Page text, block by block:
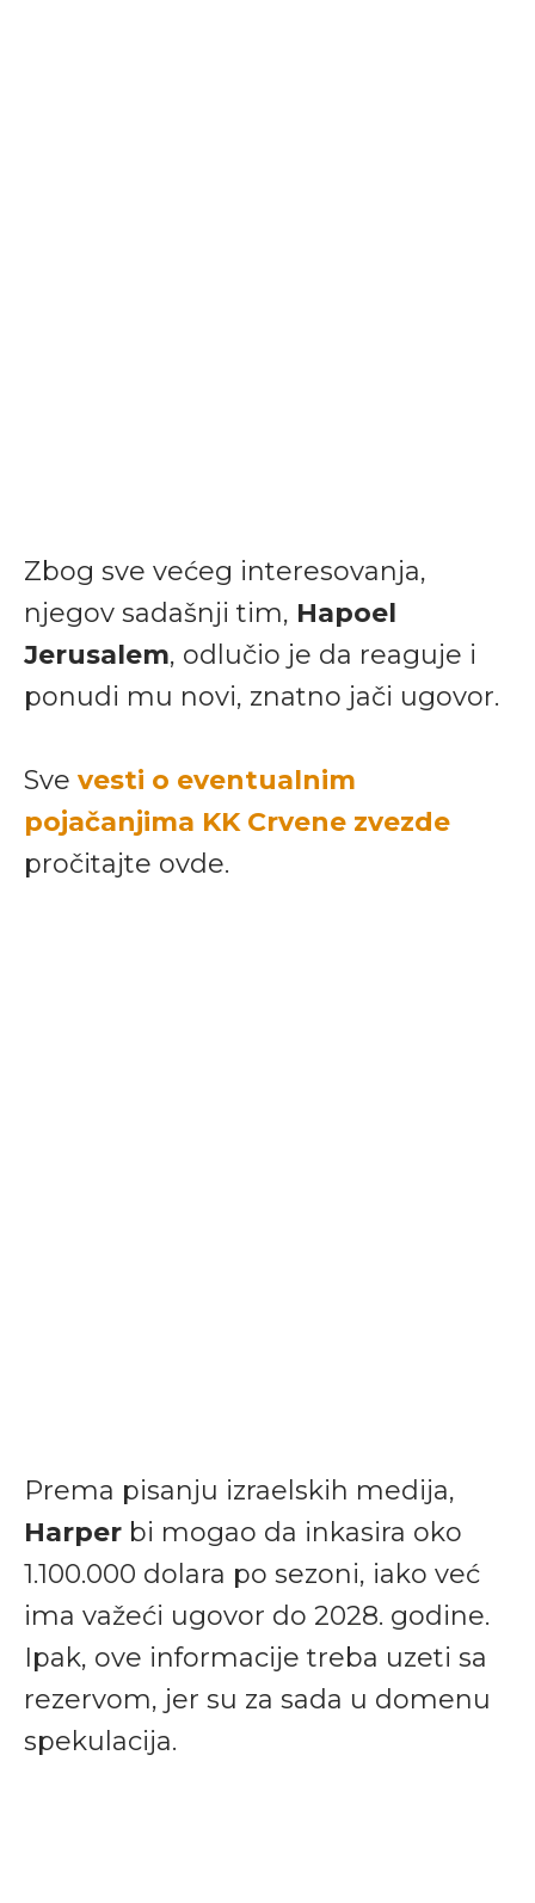
Zbog sve većeg interesovanja,
njegov sadašnji tim, Hapoel
Jerusalem, odlučio je da reaguje i
ponudi mu novi, znatno jači ugovor.
Sve vesti o eventualnim
pojačanjima KK Crvene zvezde
pročitajte ovde.
Prema pisanju izraelskih medija,
Harper bi mogao da inkasira oko
1.100.000 dolara po sezoni, iako već
ima važeći ugovor do 2028. godine.
Ipak, ove informacije treba uzeti sa
rezervom, jer su za sada u domenu
spekulacija.